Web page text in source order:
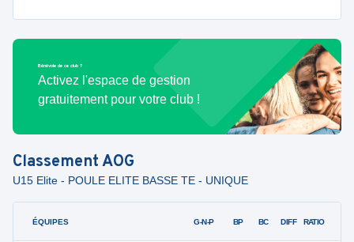
Bénévole de ce club ?
Activez l'espace de gestion
gratuitement pour votre club !
ClassementAOG
U15 Elite - POULE ELITE BASSE TE - UNIQUE
ÉQUIPES G-N-P BP BC DIFF RATIO